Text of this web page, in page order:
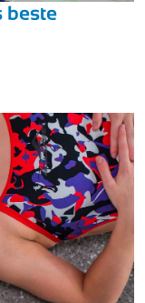
beste